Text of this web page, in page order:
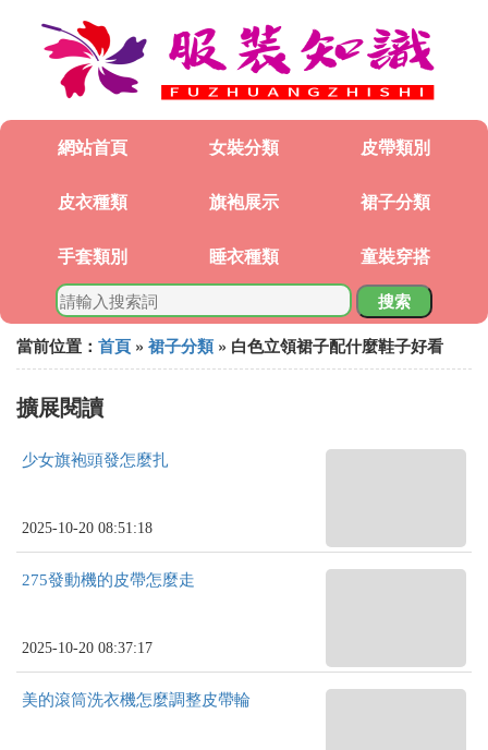
網站首頁 女裝分類 皮帶類別
皮衣種類 旗袍展示 裙子分類
手套類別 睡衣種類 童裝穿搭
搜索
當前位置： 首頁 » 裙子分類 » 白色立領裙子配什麼鞋子好看
擴展閱讀
少女旗袍頭發怎麼扎
2025-10-20 08:51:18
275發動機的皮帶怎麼走
2025-10-20 08:37:17
美的滾筒洗衣機怎麼調整皮帶輪